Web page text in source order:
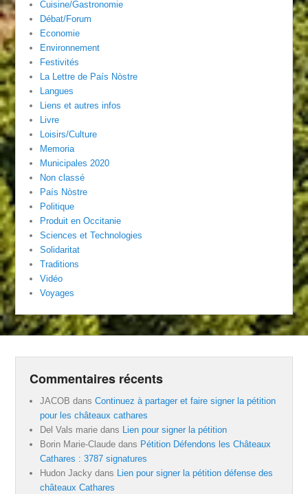
Cuisine/Gastronomie
Débat/Forum
Economie
Environnement
Festivités
La Lettre de País Nòstre
Langues
Liens et autres infos
Livre
Loisirs/Culture
Memoria
Municipales 2020
Non classé
País Nòstre
Politique
Produit en Occitanie
Sciences et Technologies
Solidaritat
Traditions
Vidéo
Voyages
Commentaires récents
JACOB dansContinuez à partager et faire signer la pétition
pour les châteaux cathares
Del Vals marie dans Lien pour signer la pétition
Borin Marie-Claude dans Pétition Défendons les Châteaux
Cathares : 3787 signatures
Hudon Jacky dans Lien pour signer la pétition défense des
châteaux Cathares